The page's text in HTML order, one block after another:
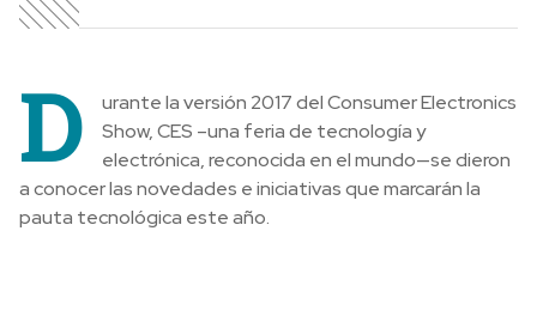
D
urante la versión 2017 del Consumer Electronics
Show, CES –una feria de tecnología y
electrónica, reconocida en el mundo—se dieron
a conocer las novedades e iniciativas que marcarán la
pauta tecnológica este año.